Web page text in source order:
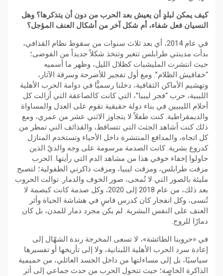
​كيف يمكن لبلدٍ أن يعيش بعد الحرب من دون أن يتذكرها؟ وهل
النسيان فعل شفاء، أم شكل آخر من أشكال العنف المؤجل؟
​في عام 2014، أي بعد ثلاث سنوات من سقوط نظام القذافي،
بدأت مدينتي طرابلس تتغير وتتخذ شكلاً جديداً من الفوضى؛
حيث انتشرت المليشيات كظلال الليل، وظهر ما أسميه
“خفافيش الظلام”. ومع أول تفجير للأضرحة وسرقة الآثار،
وتهشيم الأماكن الثقافية، دخلنا رسميًّا في دوامة الحرب الأهلية
الليبية، حرب “فجر ليبيا”، التي كانت كالصاعقة التي أزالت كل
أحلام الليبيين في بناء دولة حقيقية تقوم على العدل والمساواة
والديمقراطية. كنت طفلاً لا يتجاوز الاثني عشر من عمري، ومع
ذلك كنت أشاهد الجثث التي تتساقط، والقذائف التي تمطر من
كل اتجاه، والمدافع المنتشرة داخل الأحياء وتستخدم المنازل
كدروع بشرية. كانت الصدمة مرسومة على وجه والديّ الذين
حاولوا إخفاء خوفي هذا من مشاهد الدم التي رأيتها. الحرب
مزقت طرابلس، ومزقت ليبيا، ومزقت ذاكرتي الطفولية؛ لتصبح
مليئة بالصور التي لا تُمحى، صور الخوف والدمار. توالت الحروب
بعد ذلك، من عام 2018 إلى 2020، وكل صدمة كانت كبصمة لا
تُنسى، وكل انفجار كان كدرس قاسٍ في هشاشة الحياة وأثر
العنف على النفس البشرية. لم يكن مجرد دمار للمدن، بل كان
دمارًا للروح.
​في «حروبنا الطائشة»، لا تسعى المخرجة رندة الشهّال إلى
إعادة سرد الحرب الأهلية اللبنانية، ولا إلى تأريخها أو تفسيرها
سياسيًا، بل إلى مساءلتها من داخل الجسد العائلي، من حميمية
الذاكرة الخاصة؛ حيث تتحول الحرب من حدث جماعي إلى أثر